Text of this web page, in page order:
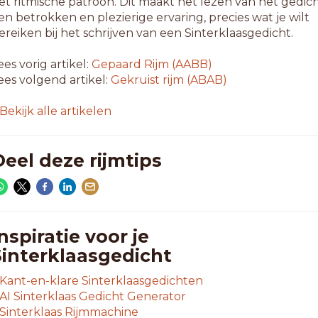
betrokken en plezierige ervaring, precies wat je wilt
bij het schrijven van een Sinterklaasgedicht.
vorig artikel: Gepaard Rijm (AABB)
volgend artikel: Gekruist rijm (ABAB)
Bekijk alle artikelen
deze rijmtips
voor je
Kant-en-klare Sinterklaasgedichten
AI Sinterklaas Gedicht Generator
Sinterklaas Rijmmachine